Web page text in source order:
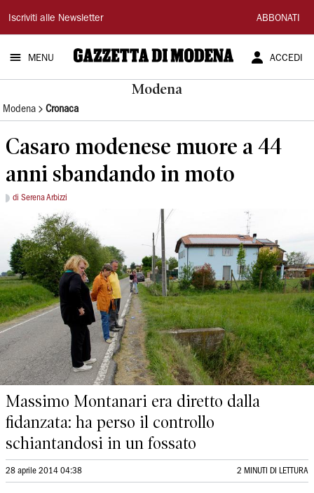
Gazzetta
di
Modena
Iscriviti alle Newsletter ABBONATI
MENU ACCEDI
Modena
Modena Cronaca
Casaro modenese muore a 44
anni sbandando in moto
di Serena Arbizzi
Massimo Montanari era diretto dalla
fidanzata: ha perso il controllo
schiantandosi in un fossato
28 aprile 2014 04:38 2 MINUTI DI LETTURA